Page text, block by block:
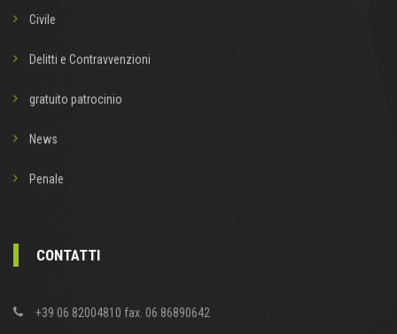
Civile
Delitti e Contravvenzioni
gratuito patrocinio
News
Penale
CONTATTI
+39 06 82004810 fax. 06 86890642